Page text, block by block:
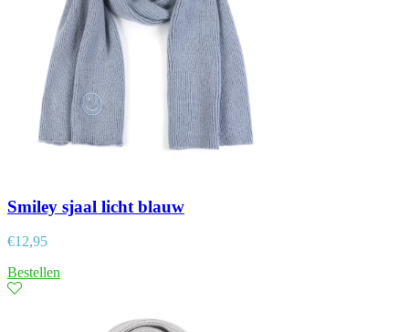
Smiley sjaal licht blauw
€12,95
Bestellen